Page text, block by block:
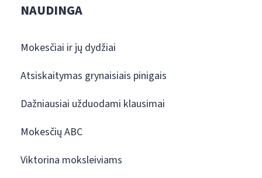
NAUDINGA
Mokesčiai ir jų dydžiai
Atsiskaitymas grynaisiais pinigais
Dažniausiai užduodami klausimai
Mokesčių ABC
Viktorina moksleiviams